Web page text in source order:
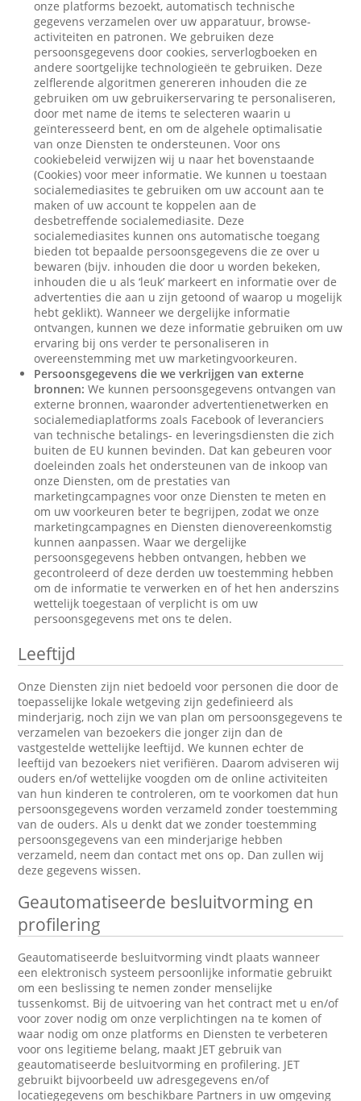
onze platforms bezoekt, automatisch technische
gegevens verzamelen over uw apparatuur, browse-
activiteiten en patronen. We gebruiken deze
persoonsgegevens door cookies, serverlogboeken en
andere soortgelijke technologieën te gebruiken. Deze
zelflerende algoritmen genereren inhouden die ze
gebruiken om uw gebruikerservaring te personaliseren,
door met name de items te selecteren waarin u
geïnteresseerd bent, en om de algehele optimalisatie
van onze Diensten te ondersteunen. Voor ons
cookiebeleid verwijzen wij u naar het bovenstaande
(Cookies) voor meer informatie. We kunnen u toestaan
socialemediasites te gebruiken om uw account aan te
maken of uw account te koppelen aan de
desbetreffende socialemediasite. Deze
socialemediasites kunnen ons automatische toegang
bieden tot bepaalde persoonsgegevens die ze over u
bewaren (bijv. inhouden die door u worden bekeken,
inhouden die u als ‘leuk’ markeert en informatie over de
advertenties die aan u zijn getoond of waarop u mogelijk
hebt geklikt). Wanneer we dergelijke informatie
ontvangen, kunnen we deze informatie gebruiken om uw
ervaring bij ons verder te personaliseren in
overeenstemming met uw marketingvoorkeuren.
Persoonsgegevens die we verkrijgen van externe
bronnen: We kunnen persoonsgegevens ontvangen van
externe bronnen, waaronder advertentienetwerken en
socialemediaplatforms zoals Facebook of leveranciers
van technische betalings- en leveringsdiensten die zich
buiten de EU kunnen bevinden. Dat kan gebeuren voor
doeleinden zoals het ondersteunen van de inkoop van
onze Diensten, om de prestaties van
marketingcampagnes voor onze Diensten te meten en
om uw voorkeuren beter te begrijpen, zodat we onze
marketingcampagnes en Diensten dienovereenkomstig
kunnen aanpassen. Waar we dergelijke
persoonsgegevens hebben ontvangen, hebben we
gecontroleerd of deze derden uw toestemming hebben
om de informatie te verwerken en of het hen anderszins
wettelijk toegestaan of verplicht is om uw
persoonsgegevens met ons te delen.
Leeftijd
Onze Diensten zijn niet bedoeld voor personen die door de
toepasselijke lokale wetgeving zijn gedefinieerd als
minderjarig, noch zijn we van plan om persoonsgegevens te
verzamelen van bezoekers die jonger zijn dan de
vastgestelde wettelijke leeftijd. We kunnen echter de
leeftijd van bezoekers niet verifiëren. Daarom adviseren wij
ouders en/of wettelijke voogden om de online activiteiten
van hun kinderen te controleren, om te voorkomen dat hun
persoonsgegevens worden verzameld zonder toestemming
van de ouders. Als u denkt dat we zonder toestemming
persoonsgegevens van een minderjarige hebben
verzameld, neem dan contact met ons op. Dan zullen wij
deze gegevens wissen.
Geautomatiseerde besluitvorming en
profilering
Geautomatiseerde besluitvorming vindt plaats wanneer
een elektronisch systeem persoonlijke informatie gebruikt
om een beslissing te nemen zonder menselijke
tussenkomst. Bij de uitvoering van het contract met u en/of
voor zover nodig om onze verplichtingen na te komen of
waar nodig om onze platforms en Diensten te verbeteren
voor ons legitieme belang, maakt JET gebruik van
geautomatiseerde besluitvorming en profilering. JET
gebruikt bijvoorbeeld uw adresgegevens en/of
locatiegegevens om beschikbare Partners in uw omgeving